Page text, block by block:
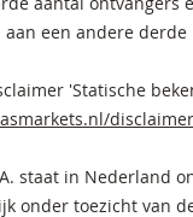
een andere
'Statische
staat in Nederland
onder toezicht van